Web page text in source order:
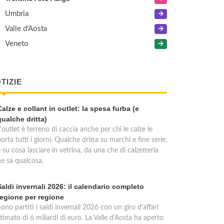
Umbria
Valle d'Aosta
Veneto
e collant in outlet: la spesa furba (e
dritta)
è terreno di caccia anche per chi le calze le
tutti i giorni. Qualche dritta su marchi e fine serie,
su cosa lasciare in vetrina, da una che di calzetteria
sa qualcosa.
invernali 2026: il calendario completo
per regione
partiti i saldi invernali 2026 con un giro d'affari
di 6 miliardi di euro. La Valle d'Aosta ha aperto